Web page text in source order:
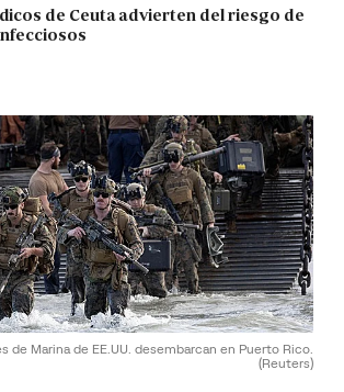
de Ceuta advierten del riesgo de
de Marina de EE.UU. desembarcan en Puerto Rico.
(Reuters)